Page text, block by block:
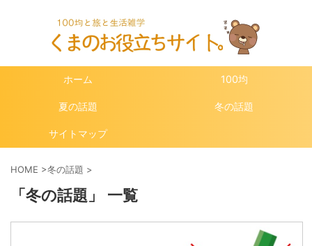
ホーム 100均
夏の話題 冬の話題
サイトマップ
HOME >冬の話題 >
「冬の話題」 一覧